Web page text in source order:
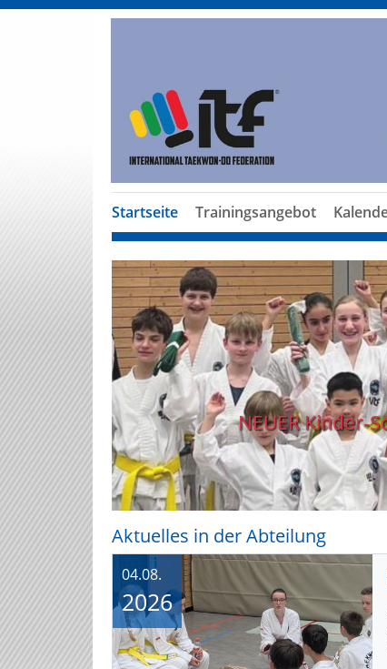
Startseite Trainingsangebot
NEUER Kinder-
Previous
Aktuelles in der Abteilung
04.08.
2026